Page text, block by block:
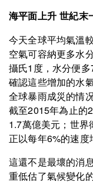
海平面上升 世紀末
今天全球平均氣溫
空氣可容納更多水
攝氏1度，水分便
確認這些增加的水
全球暴雨成災的情
截至2015年為止的
1.7萬億美元；世
正以每年6%的速度
這還不是最壞的消
重低估了氣候變化